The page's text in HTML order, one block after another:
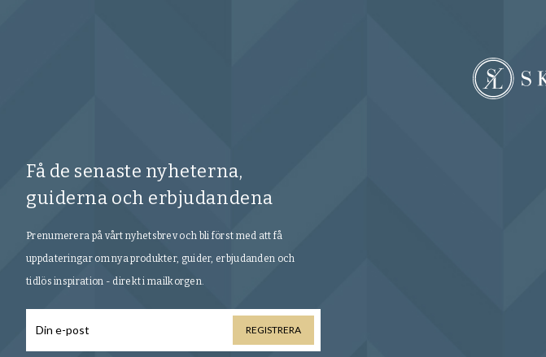
Få de senaste nyheterna,
guiderna och erbjudandena
Prenumerera på vårt nyhetsbrev och bli först med att få
uppdateringar om nya produkter, guider, erbjudanden och
tidlös inspiration - direkt i mailkorgen.
REGISTRERA